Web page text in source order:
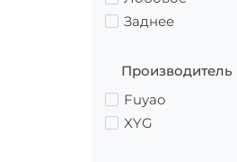
Заднее
Производитель
Fuyao
XYG